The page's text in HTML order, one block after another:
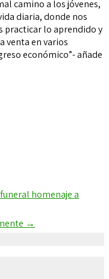
camino a los jóvenes,
diaria, donde nos
practicar lo aprendido y
venta en varios
económico”- añade
homenaje a
→